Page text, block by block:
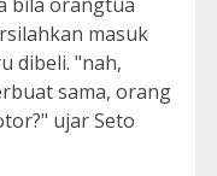
bila orangtua
masuk
dibeli. "nah,
sama, orang
ujar Seto